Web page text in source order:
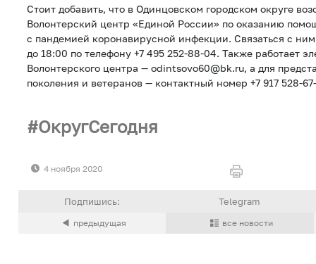
Стоит добавить, что в Одинцовском городском округе
Волонтерский центр «Единой России» по оказанию
с пандемией коронавирусной инфекции. Связаться с
до 18:00 по телефону +7 495 252-88-04. Также работает
Волонтерского центра — odintsovo60@bk.ru, а для
поколения и ветеранов — контактный номер +7 917 528-
ОкругСегодня
4 ноября 2020